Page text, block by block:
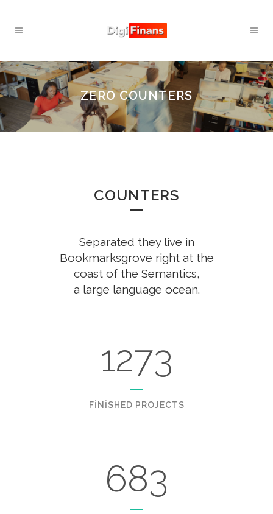
ZERO COUNTERS
COUNTERS
Separated they live in
Bookmarksgrove right at the
coast of the Semantics,
a large language ocean.
1273
FINISHED PROJECTS
683